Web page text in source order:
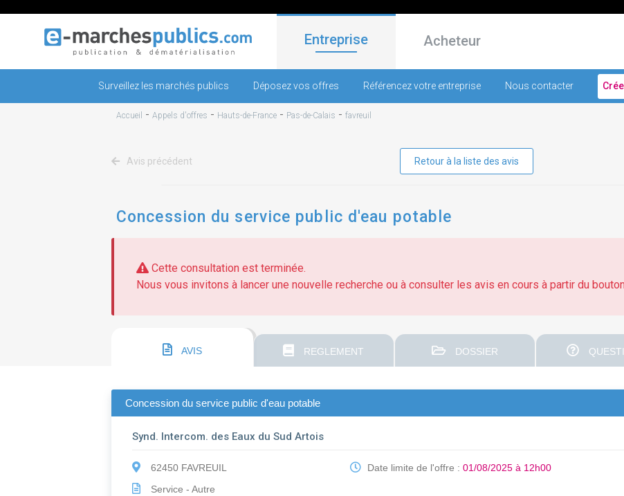
Entreprise Acheteur
Surveillez les marchés publics Déposez vos offres Référencez votre entreprise Nous contacter
Accueil - Appels d'offres - Hauts-de-France - Pas-de-Calais - favreuil
Avis précédent Retour à la liste des avis
Concession du service public d'eau potable
Cette consultation est terminée.
Nous vous invitons à lancer une nouvelle recherche ou à consulter les avis en cours à partir du
AVIS REGLEMENT DOSSIER
Concession du service public d'eau potable
Synd. Intercom. des Eaux du Sud Artois
62450 FAVREUIL
Service - Autre
Date limite de l'offre :01/08/2025 à 12h00